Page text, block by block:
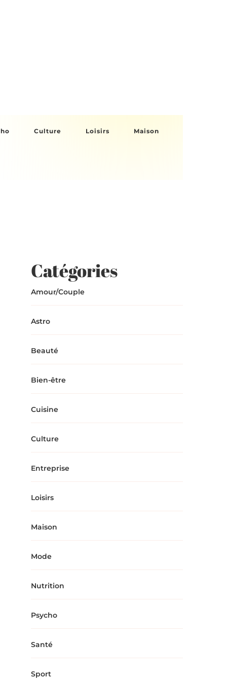
Culture Loisirs Maison
Catégories
Amour/Couple
Astro
Beauté
Bien-être
Cuisine
Culture
Entreprise
Loisirs
Maison
Mode
Nutrition
Psycho
Santé
Sport